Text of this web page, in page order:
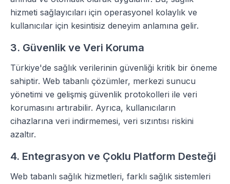
hizmeti sağlayıcıları için operasyonel kolaylık ve
kullanıcılar için kesintisiz deneyim anlamına gelir.
3. Güvenlik ve Veri Koruma
Türkiye'de sağlık verilerinin güvenliği kritik bir öneme
sahiptir. Web tabanlı çözümler, merkezi sunucu
yönetimi ve gelişmiş güvenlik protokolleri ile veri
korumasını artırabilir. Ayrıca, kullanıcıların
cihazlarına veri indirmemesi, veri sızıntısı riskini
azaltır.
4. Entegrasyon ve Çoklu Platform Desteği
Web tabanlı sağlık hizmetleri, farklı sağlık sistemleri